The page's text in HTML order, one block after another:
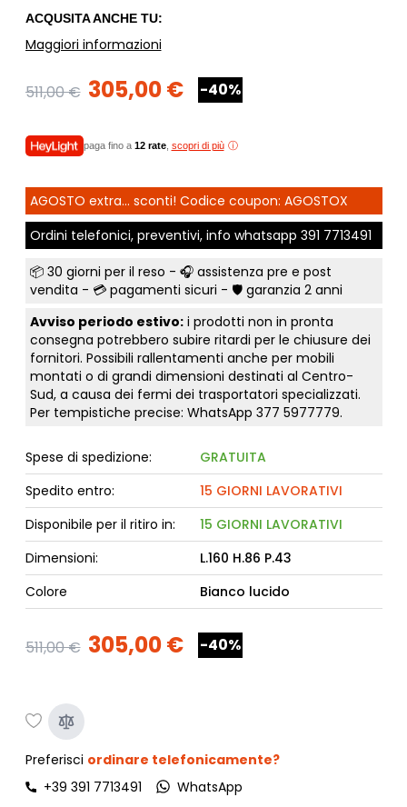
ACQUSITA ANCHE TU:
Maggiori informazioni
511,00 € 305,00 € -40%
paga fino a 12 rate, scopri di più
AGOSTO extra... sconti! Codice coupon: AGOSTOX
Ordini telefonici, preventivi, info whatsapp 391 7713491
📦 30 giorni per il reso - 🎧 assistenza pre e post
vendita - 💳 pagamenti sicuri - 🛡️ garanzia 2 anni
Avviso periodo estivo:i prodotti non in pronta
consegna potrebbero subire ritardi per le chiusure dei
fornitori. Possibili rallentamenti anche per mobili
montati o di grandi dimensioni destinati al Centro-
Sud, a causa dei fermi dei trasportatori specializzati.
Per tempistiche precise: WhatsApp 377 5977779.
Spese di spedizione:
GRATUITA
Spedito entro:
15 GIORNI LAVORATIVI
Disponibile per il ritiro in:
15 GIORNI LAVORATIVI
Dimensioni:
L.160 H.86 P.43
Colore
Bianco lucido
511,00 € 305,00 € -40%
Preferisci ordinare telefonicamente?
+39 391 7713491
WhatsApp